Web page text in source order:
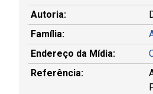
Autoria:
Família:
Endereço da Mídia:
Referência: